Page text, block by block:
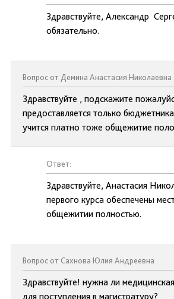
Здравствуйте, Александр
обязательно.
Вопрос от Демина Анастасия Николаевна
Здравствуйте , подскажите
предоставляется только
учится платно тоже общежитие
Ответ:
Здравствуйте, Анастасия
первого курса обеспечены
общежитии полностью.
Вопрос от Сахнова Юлия Андреевна
Здравствуйте! нужна ли
для поступления в магистратуру?